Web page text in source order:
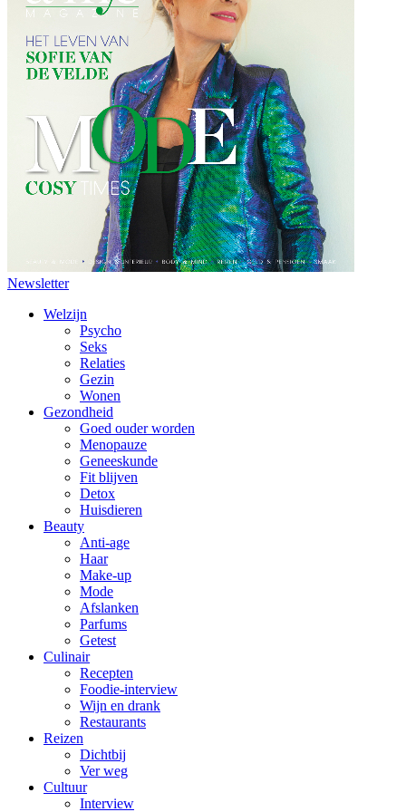
Newsletter
Welzijn
Psycho
Seks
Relaties
Gezin
Wonen
Gezondheid
Goed ouder worden
Menopauze
Geneeskunde
Fit blijven
Detox
Huisdieren
Beauty
Anti-age
Haar
Make-up
Mode
Afslanken
Parfums
Getest
Culinair
Recepten
Foodie-interview
Wijn en drank
Restaurants
Reizen
Dichtbij
Ver weg
Cultuur
Interview